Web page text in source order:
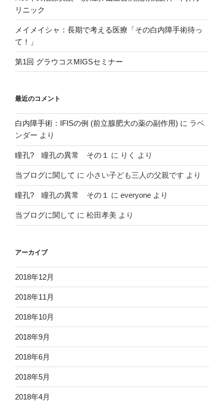
リニック
メイメイシャ：長期で考える医療「その白内障手術待っ
て！」
第1回 グラウコスMIGSセミナー
最近のコメント
白内障手術：IFISの例 (前立腺肥大の薬の副作用) に ラベ
ンダー より
瞳孔? 瞳孔の異常 その１ に りく より
当ブログに関して に 小さい子ども三人の父親です より
瞳孔? 瞳孔の異常 その１ に everyone より
当ブログに関して に 松田孝美 より
アーカイブ
2018年12月
2018年11月
2018年10月
2018年9月
2018年6月
2018年5月
2018年4月